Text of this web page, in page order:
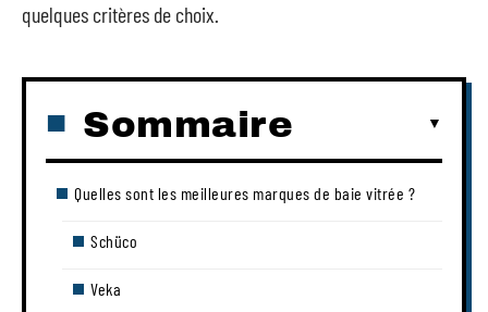
quelques critères de choix.
Sommaire
Quelles sont les meilleures marques de baie vitrée ?
Schüco
Veka